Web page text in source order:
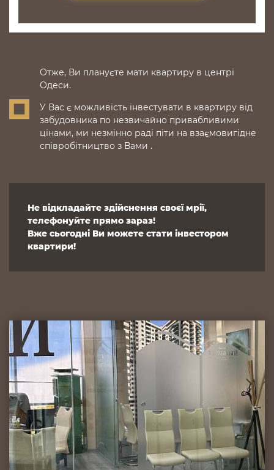
Отже, Ви плануєте мати квартиру в центрі
Одеси.
У Вас є можливість інвестувати в квартиру від
забудовника по незвичайно привабливими
цінами, ми незмінно раді піти на взаємовигідне
співробітництво з Вами .
Не відкладайте здійснення своєї мрії,
телефонуйте прямо зараз!
Вже сьогодні Ви можете стати інвестором
квартири!